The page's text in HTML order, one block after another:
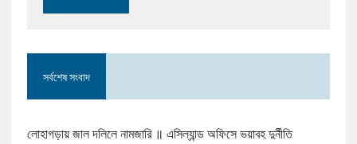
সর্বশেষ সংবাদ
লোহাগড়ায় জাল দলিলে নামজারি ॥ এসিল্যান্ড অফিসে ভয়াবহ দুর্নীতি